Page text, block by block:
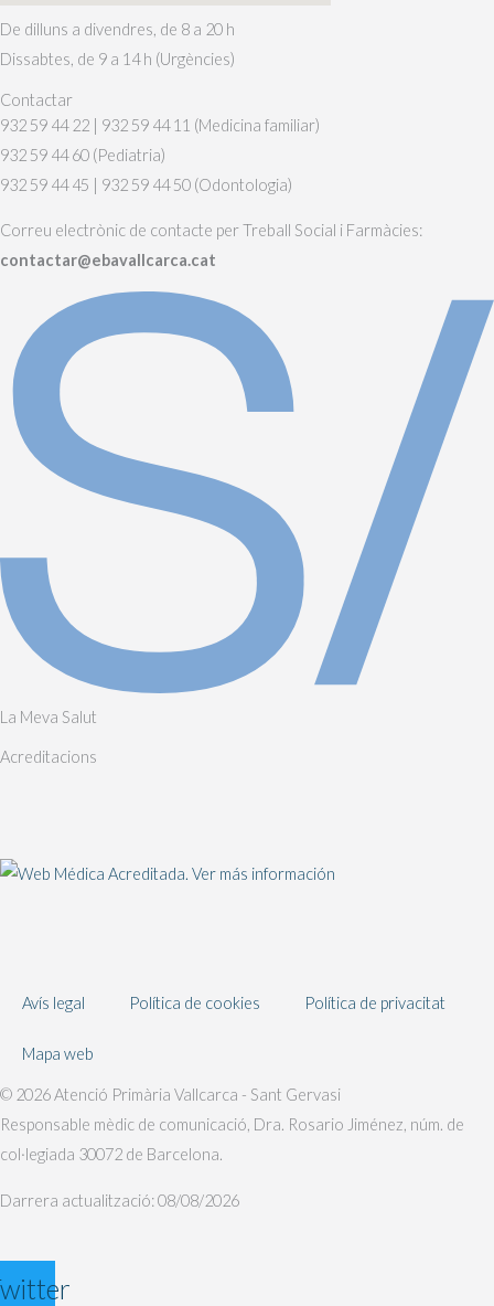
De dilluns a divendres, de 8 a 20 h
Dissabtes, de 9 a 14 h (Urgències)
Contactar
932 59 44 22 | 932 59 44 11 (Medicina familiar)
932 59 44 60 (Pediatria)
932 59 44 45 | 932 59 44 50 (Odontologia)
Correu electrònic de contacte per Treball Social i Farmàcies:
contactar@ebavallcarca.cat
La Meva Salut
Acreditacions
Avís legal Política de cookies Política de privacitat
Mapa web
© 2026 Atenció Primària Vallcarca - Sant Gervasi
Responsable mèdic de comunicació, Dra. Rosario Jiménez, núm. de
col·legiada 30072 de Barcelona.
Darrera actualització: 08/08/2026